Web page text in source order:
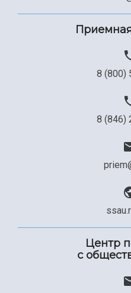
Официальные
8 (800)
8 (846)
Центр
с